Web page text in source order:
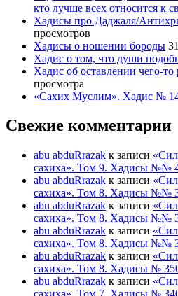
кто лучше всех относится к
Хадисы про Даджаля/
просмотров
Хадисы о ношении бороды
Хадис о том, что души
Хадис об оставлении чего-то
просмотра
«Сахих Муслим». Хадис №
Свежие комментарии
abu abduRrazak к записи
сахиха». Том 9. Хадисы №№
abu abduRrazak к записи
сахиха». Том 8. Хадисы №№
abu abduRrazak к записи
сахиха». Том 8. Хадисы №№
abu abduRrazak к записи
сахиха». Том 8. Хадисы №№
abu abduRrazak к записи
сахиха». Том 8. Хадисы №
abu abduRrazak к записи